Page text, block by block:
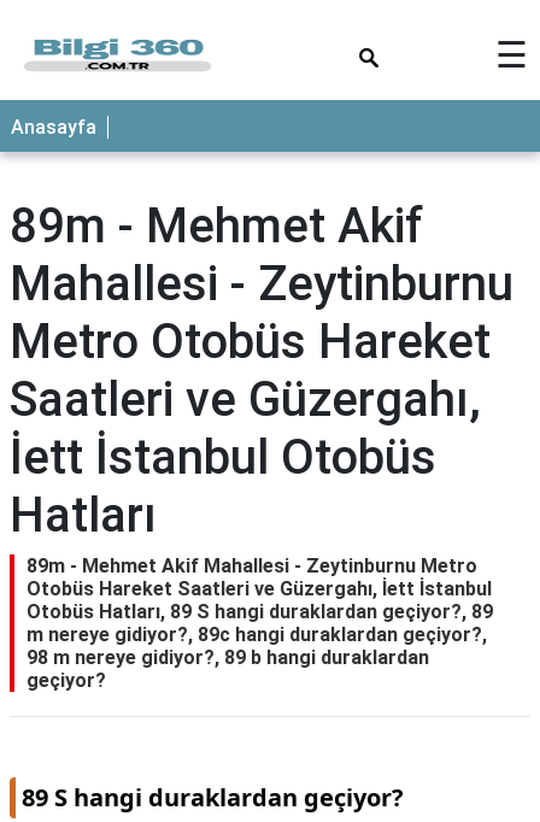
ANASAYFA
☰
Anasayfa
89m - Mehmet Akif
Mahallesi - Zeytinburnu
Metro Otobüs Hareket
Saatleri ve Güzergahı,
İett İstanbul Otobüs
Hatları
89m - Mehmet Akif Mahallesi - Zeytinburnu Metro
Otobüs Hareket Saatleri ve Güzergahı, İett İstanbul
Otobüs Hatları, 89 S hangi duraklardan geçiyor?, 89
m nereye gidiyor?, 89c hangi duraklardan geçiyor?,
98 m nereye gidiyor?, 89 b hangi duraklardan
geçiyor?
89 S hangi duraklardan geçiyor?